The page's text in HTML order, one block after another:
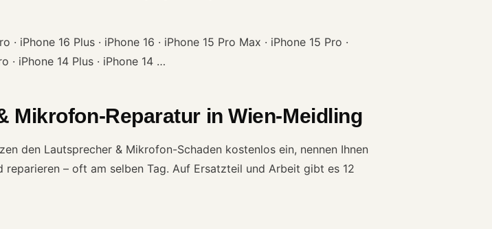
· iPhone 16 Plus · iPhone 16 · iPhone 15 Pro Max · iPhone 15 Pro ·
· iPhone 14 Plus · iPhone 14 …
Mikrofon-Reparatur in Wien-Meidling
den Lautsprecher & Mikrofon-Schaden kostenlos ein, nennen Ihnen
– oft am selben Tag. Auf Ersatzteil und Arbeit gibt es 12